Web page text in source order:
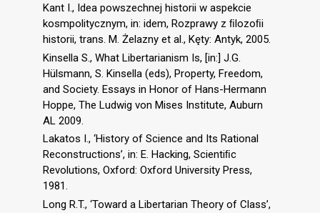
Kant I., Idea powszechnej historii w aspekcie
kosmpolitycznym, in: idem, Rozprawy z ﬁlozoﬁi
historii, trans. M. Żelazny et al., Kęty: Antyk, 2005.
Kinsella S., What Libertarianism Is, [in:] J.G.
Hülsmann, S. Kinsella (eds), Property, Freedom,
and Society. Essays in Honor of Hans-Hermann
Hoppe, The Ludwig von Mises Institute, Auburn
AL 2009.
Lakatos I., ‘History of Science and Its Rational
Reconstructions’, in: E. Hacking, Scientiﬁc
Revolutions, Oxford: Oxford University Press,
1981.
Long R.T., ‘Toward a Libertarian Theory of Class’,